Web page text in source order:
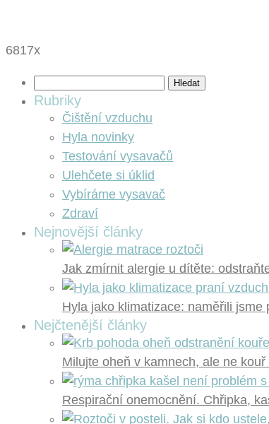
6817x
Rubriky
Čištění vzduchu
Hyla novinky
Testování vysavačů
Ulehčete si úklid
Vybíráme vysavač
Zdraví
Nejnovější články
Jak zmírnit alergie u dítěte:
Hyla jako klimatizace: naměřili jsme
Nejčtenější články
Milujte oheň v kamnech, ale ne
Respirační onemocnění. Chřipka,